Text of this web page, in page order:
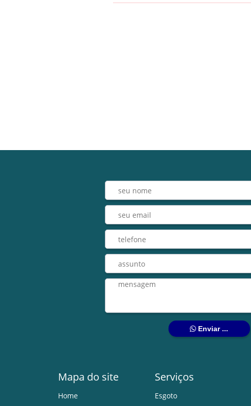
Enviar ...
Mapa do site
Home
Serviços
Esgoto